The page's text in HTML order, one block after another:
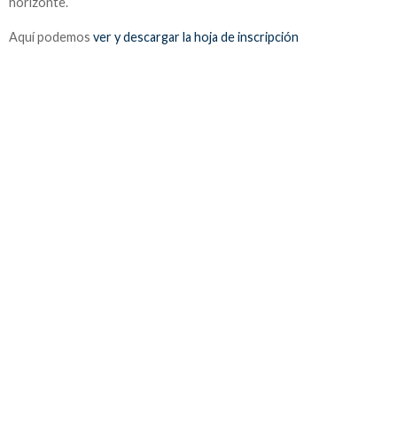
Aquí podemos ver y descargar la hoja de inscripción